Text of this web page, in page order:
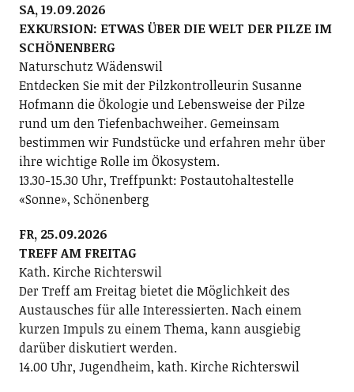
SA, 19.09.2026
EXKURSION: ETWAS ÜBER DIE WELT DER PILZE IM
SCHÖNENBERG
Naturschutz Wädenswil
Entdecken Sie mit der Pilzkontrolleurin Susanne
Hofmann die Ökologie und Lebensweise der Pilze
rund um den Tiefenbachweiher. Gemeinsam
bestimmen wir Fundstücke und erfahren mehr über
ihre wichtige Rolle im Ökosystem.
13.30-15.30 Uhr, Treffpunkt: Postautohaltestelle
«Sonne», Schönenberg
FR, 25.09.2026
TREFF AM FREITAG
Kath. Kirche Richterswil
Der Treff am Freitag bietet die Möglichkeit des
Austausches für alle Interessierten. Nach einem
kurzen Impuls zu einem Thema, kann ausgiebig
darüber diskutiert werden.
14.00 Uhr, Jugendheim, kath. Kirche Richterswil